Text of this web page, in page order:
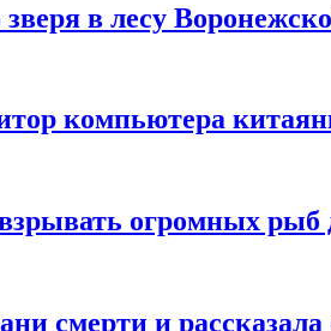
в лесу
компьютера
огромных рыб
смерти и